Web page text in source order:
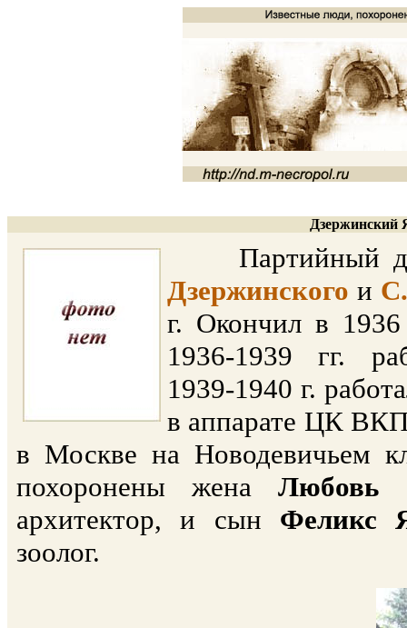
Дзержинский
Партийный
Дзержинского и
г. Окончил в
1936-1939 гг.
1939-1940 г.
в аппарате ЦК
в Москве на Новодевичьем
похоронены женаЛюбовь
архитектор, и сын Феликс
зоолог.